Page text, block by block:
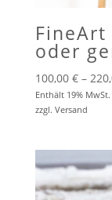
oder
100,00 € –
Enthält 19% MwSt.
zzgl. Versand